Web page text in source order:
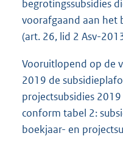
begrotingssubsidies
voorafgaand aan het
(art. 26, lid 2 Asv-
Vooruitlopend op de
2019 de
projectsubsidies
conform tabel 2:
boekjaar- en